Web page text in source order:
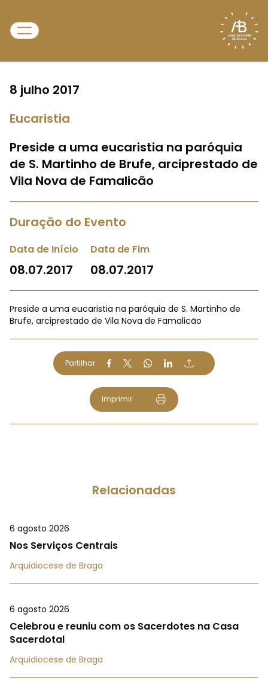
8 julho 2017
Eucaristia
Preside a uma eucaristia na paróquia
de S. Martinho de Brufe, arciprestado de
Vila Nova de Famalicão
Duração do Evento
Data de Início
08.07.2017
Data de Fim
08.07.2017
Preside a uma eucaristia na paróquia de S. Martinho de
Brufe, arciprestado de Vila Nova de Famalicão
Partilhar
Imprimir
Relacionadas
6 agosto 2026
Nos Serviços Centrais
Arquidiocese de Braga
6 agosto 2026
Celebrou e reuniu com os Sacerdotes na Casa
Sacerdotal
Arquidiocese de Braga